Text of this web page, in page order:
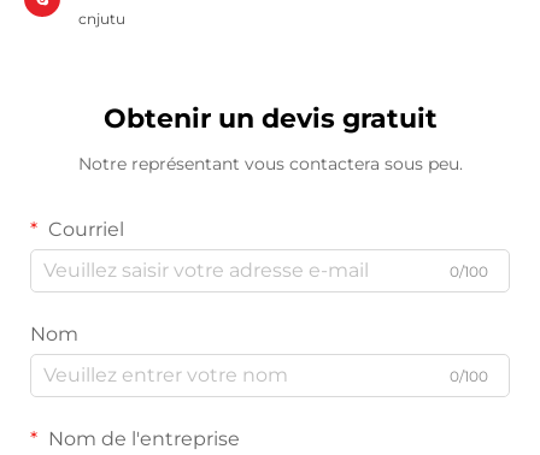
cnjutu
Obtenir un devis gratuit
Notre représentant vous contactera sous peu.
Courriel
0/100
Nom
0/100
Nom de l'entreprise